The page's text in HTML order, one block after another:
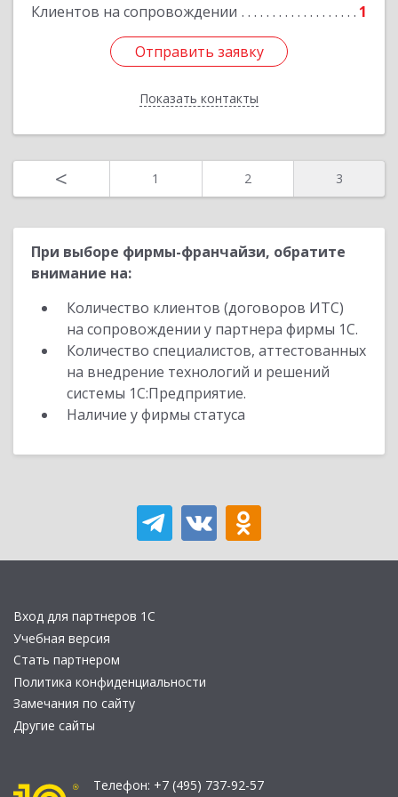
Клиентов на сопровождении 1
Отправить заявку
Показать контакты
Подробнее
Отправить заявку
Назад
< 1 2 3
При выборе фирмы-франчайзи, обратите
внимание на:
Количество клиентов (договоров ИТС)
на сопровождении у партнера фирмы 1С.
Количество специалистов, аттестованных
на внедрение технологий и решений
системы 1С:Предприятие.
Наличие у фирмы статуса
Вход для партнеров 1С
Учебная версия
Стать партнером
Политика конфиденциальности
Замечания по сайту
Другие сайты
Телефон: +7 (495) 737-92-57